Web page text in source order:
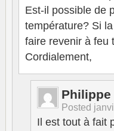
Est-il possible de
température? Si
faire revenir à feu
Cordialement,
Philippe
Posted
Il est tout à fait